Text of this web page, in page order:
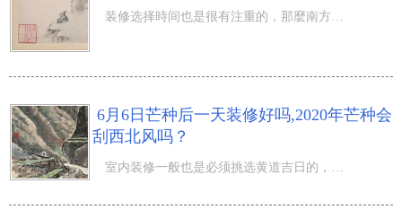
装修选择時间也是很有注重的，那麼南方地区梅雨天气能装修房屋吗,2020芒种后一天装修好吗？在这个凤凰花开
6月6日芒种后一天装修好吗,2020年芒种会
刮西北风吗？